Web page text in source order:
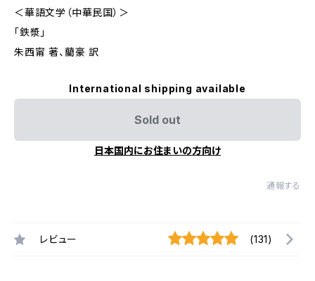
＜華語文学（中華民国）＞
「鉄漿」
朱西甯 著、藺豪 訳
International shipping available
Sold out
日本国内にお住まいの方向け
通報する
レビュー (131)